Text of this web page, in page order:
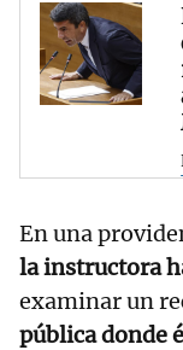
En una
la instructora
examinar un
pública donde